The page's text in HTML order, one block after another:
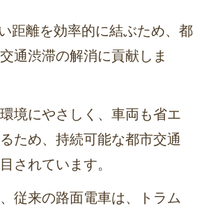
距離を効率的に結ぶため、都
通渋滞の解消に貢献しま
境にやさしく、車両も省エ
ため、持続可能な都市交通
されています。
従来の路面電車は、トラム